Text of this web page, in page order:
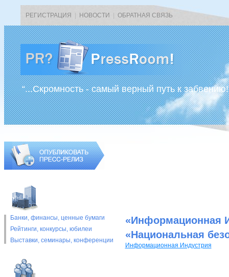
РЕГИСТРАЦИЯ НОВОСТИ ОБРАТНАЯ СВЯЗЬ
“...Скромность - самый верный путь к
Банки, финансы, ценные бумаги
Рейтинги, конкурсы, юбилеи
Выставки, cеминары, конференции
«Информационная
«Национальная
Информационная Индустрия